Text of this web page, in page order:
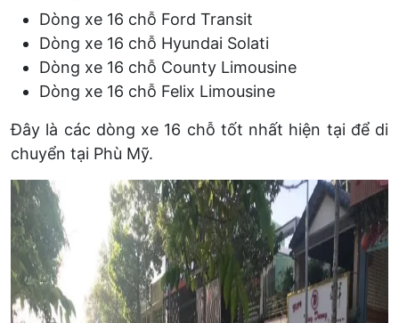
Dòng xe 16 chỗ Ford Transit
Dòng xe 16 chỗ Hyundai Solati
Dòng xe 16 chỗ County Limousine
Dòng xe 16 chỗ Felix Limousine
Đây là các dòng xe 16 chỗ tốt nhất hiện tại để di
chuyển tại Phù Mỹ.